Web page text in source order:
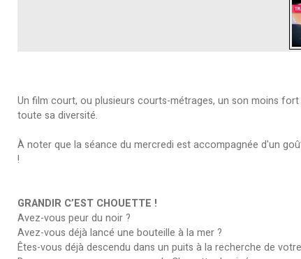
Un film court, ou plusieurs courts-métrages, un son moins
toute sa diversité.
À noter que la séance du mercredi est accompagnée d'un
!
GRANDIR C’EST CHOUETTE !
Avez-vous peur du noir ?
Avez-vous déjà lancé une bouteille à la mer ?
Êtes-vous déjà descendu dans un puits à la recherche de